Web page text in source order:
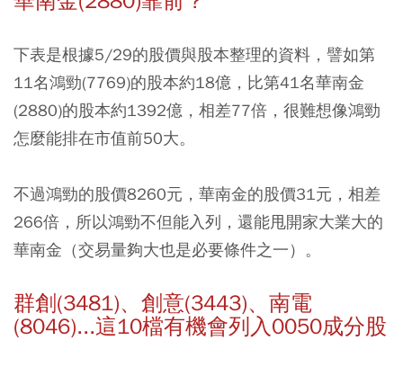
下表是根據5/29的股價與股本整理的資料，譬如第
11名鴻勁(7769)的股本約18億，比第41名華南金
(2880)的股本約1392億，相差77倍，很難想像鴻勁
怎麼能排在市值前50大。
不過鴻勁的股價8260元，華南金的股價31元，相差
266倍，所以鴻勁不但能入列，還能甩開家大業大的
華南金（交易量夠大也是必要條件之一）。
群創(3481)、創意(3443)、南電
(8046)...這10檔有機會列入0050成分股